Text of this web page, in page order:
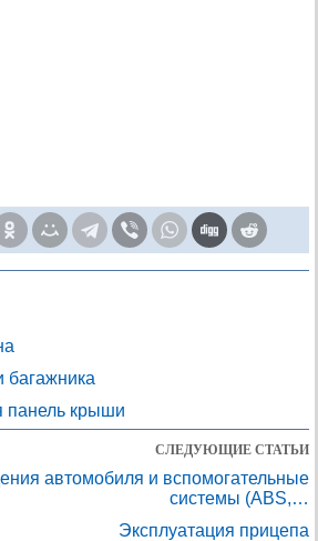
панель крыши
СЛЕДУЮЩИЕ СТАТЬИ
автомобиля и вспомогательные
системы (ABS,…
Эксплуатация прицепа